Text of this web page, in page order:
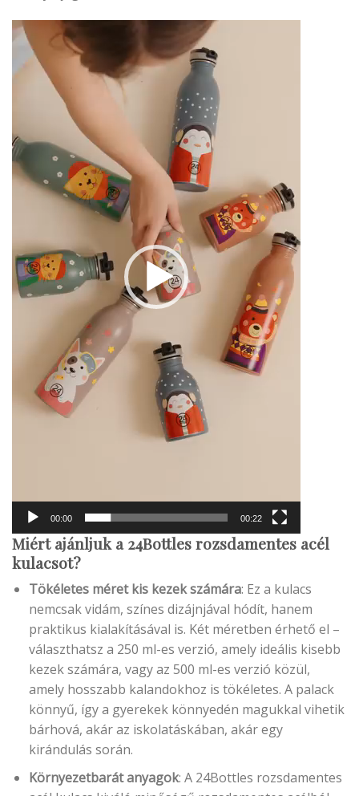
Videólejátszó
00:00 00:22
Miért ajánljuk a 24Bottles rozsdamentes acél
kulacsot?
Tökéletes méret kis kezek számára: Ez a kulacs
nemcsak vidám, színes dizájnjával hódít, hanem
praktikus kialakításával is. Két méretben érhető el –
választhatsz a 250 ml-es verzió, amely ideális kisebb
kezek számára, vagy az 500 ml-es verzió közül,
amely hosszabb kalandokhoz is tökéletes. A palack
könnyű, így a gyerekek könnyedén magukkal vihetik
bárhová, akár az iskolatáskában, akár egy
kirándulás során.
Környezetbarát anyagok: A 24Bottles rozsdamentes